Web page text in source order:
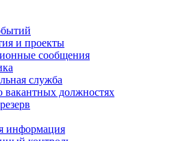
и проекты
сообщения
служба
вакантных должностях
информация